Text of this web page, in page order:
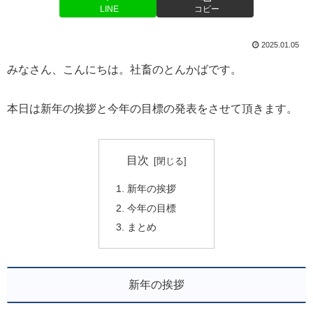
LINE コピー
2025.01.05
みなさん、こんにちは。社畜のとんかばです。
本日は新年の挨拶と今年の目標の発表をさせて頂きます。
目次
新年の挨拶
今年の目標
まとめ
新年の挨拶